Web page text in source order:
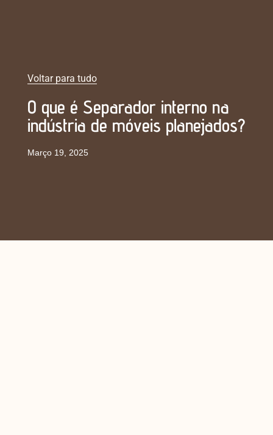
Voltar para tudo
O que é Separador interno na
indústria de móveis planejados?
Março 19, 2025